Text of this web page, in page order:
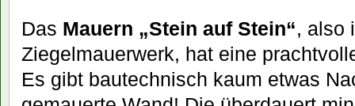
Das Mauern „Stein auf Stein“, also
Ziegelmauerwerk, hat eine
Es gibt bautechnisch kaum etwas